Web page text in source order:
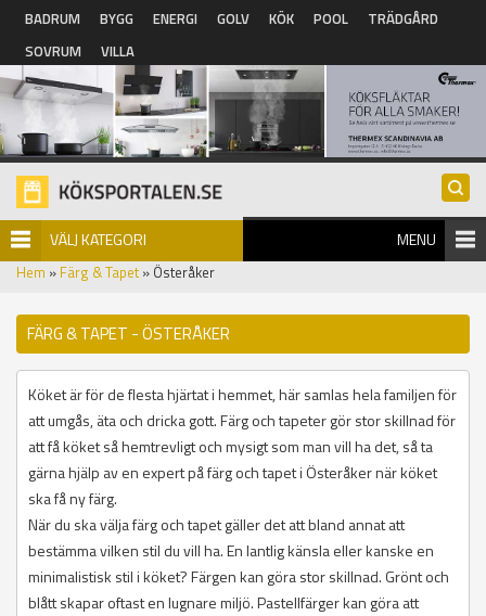
Hoppa till huvudinnehåll
BADRUM BYGG ENERGI GOLV KÖK POOL
TRÄDGÅRD
SOVRUM
VILLA
VÄLJ KATEGORI MENU
Hem » Färg & Tapet» Österåker
FÄRG & TAPET - ÖSTERÅKER
Köket är för de flesta hjärtat i hemmet, här samlas hela familjen för
att umgås, äta och dricka gott. Färg och tapeter gör stor skillnad för
att få köket så hemtrevligt och mysigt som man vill ha det, så ta
gärna hjälp av en expert på färg och tapet i Österåker när köket
ska få ny färg.
När du ska välja färg och tapet gäller det att bland annat att
bestämma vilken stil du vill ha. En lantlig känsla eller kanske en
minimalistisk stil i köket? Färgen kan göra stor skillnad. Grönt och
blått skapar oftast en lugnare miljö. Pastellfärger kan göra att